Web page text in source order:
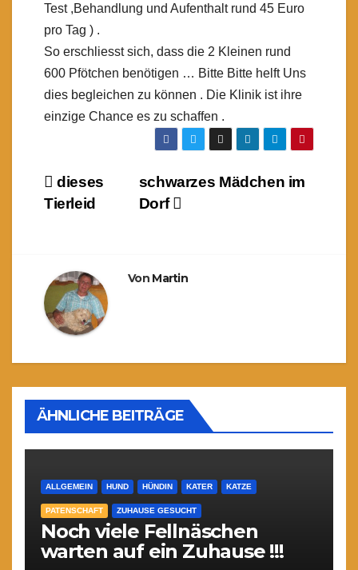
Test ,Behandlung und Aufenthalt rund 45 Euro
pro Tag ) .
So erschliesst sich, dass die 2 Kleinen rund
600 Pfötchen benötigen … Bitte Bitte helft Uns
dies begleichen zu können . Die Klinik ist ihre
einzige Chance es zu schaffen .
Beitragsnavigation
schwarzes Mädchen im
Dorf
dieses
Tierleid
Von Martin
ÄHNLICHE BEITRÄGE
ALLGEMEIN HUND HÜNDIN KATER KATZE
PATENSCHAFT ZUHAUSE GESUCHT
Noch viele Fellnäschen
warten auf ein Zuhause !!!